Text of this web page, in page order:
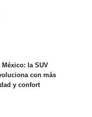
México: la SUV
con más
y confort